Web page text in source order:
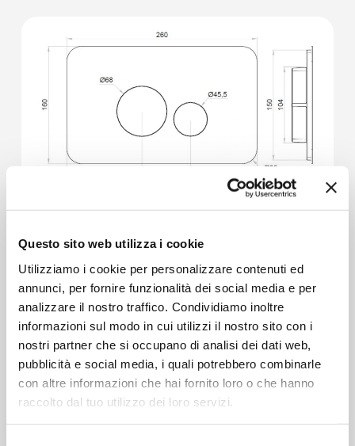
Questo sito web utilizza i cookie
Utilizziamo i cookie per personalizzare contenuti ed
annunci, per fornire funzionalità dei social media e per
analizzare il nostro traffico. Condividiamo inoltre
informazioni sul modo in cui utilizzi il nostro sito con i
nostri partner che si occupano di analisi dei dati web,
pubblicità e social media, i quali potrebbero combinarle
con altre informazioni che hai fornito loro o che hanno
raccolto dal tuo utilizzo dei loro servizi.
Design moderno per un bagno curato nei
dettagli
Nel bagno contemporaneo anche gli